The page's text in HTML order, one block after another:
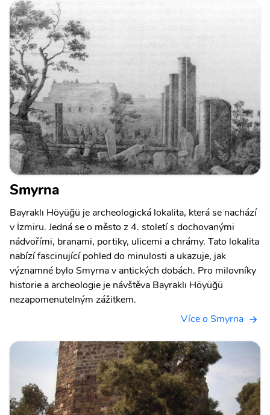
Smyrna
Bayraklı Höyüğü je archeologická lokalita, která se nachází
v İzmiru. Jedná se o město z 4. století s dochovanými
nádvořími, branami, portiky, ulicemi a chrámy. Tato lokalita
nabízí fascinující pohled do minulosti a ukazuje, jak
významné bylo Smyrna v antických dobách. Pro milovníky
historie a archeologie je návštěva Bayraklı Höyüğü
nezapomenutelným zážitkem.
Více o Smyrna